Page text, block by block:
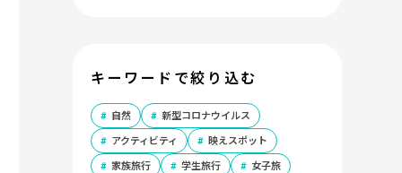
キーワードで絞り込む
自然 新型コロナウイルス
アクティビティ 映えスポット
家族旅行 学生旅行 女子旅